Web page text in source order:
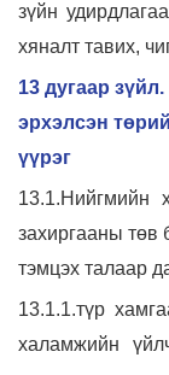
зүйн
хяналт тавих,
13 дугаар
эрхэлсэн
үүрэг
13.1.Нийгмийн
захиргааны төв
тэмцэх талаар
13.1.1.түр
халамжийн